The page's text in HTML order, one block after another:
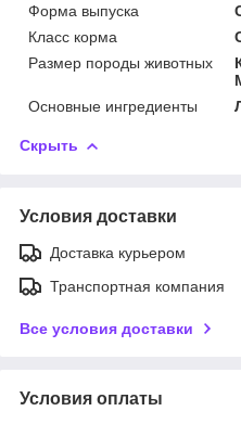
Форма выпуска
Класс корма
Размер породы животных
Основные ингредиенты
Скрыть
Условия доставки
Доставка курьером
Транспортная компания
Все условия доставки
Условия оплаты